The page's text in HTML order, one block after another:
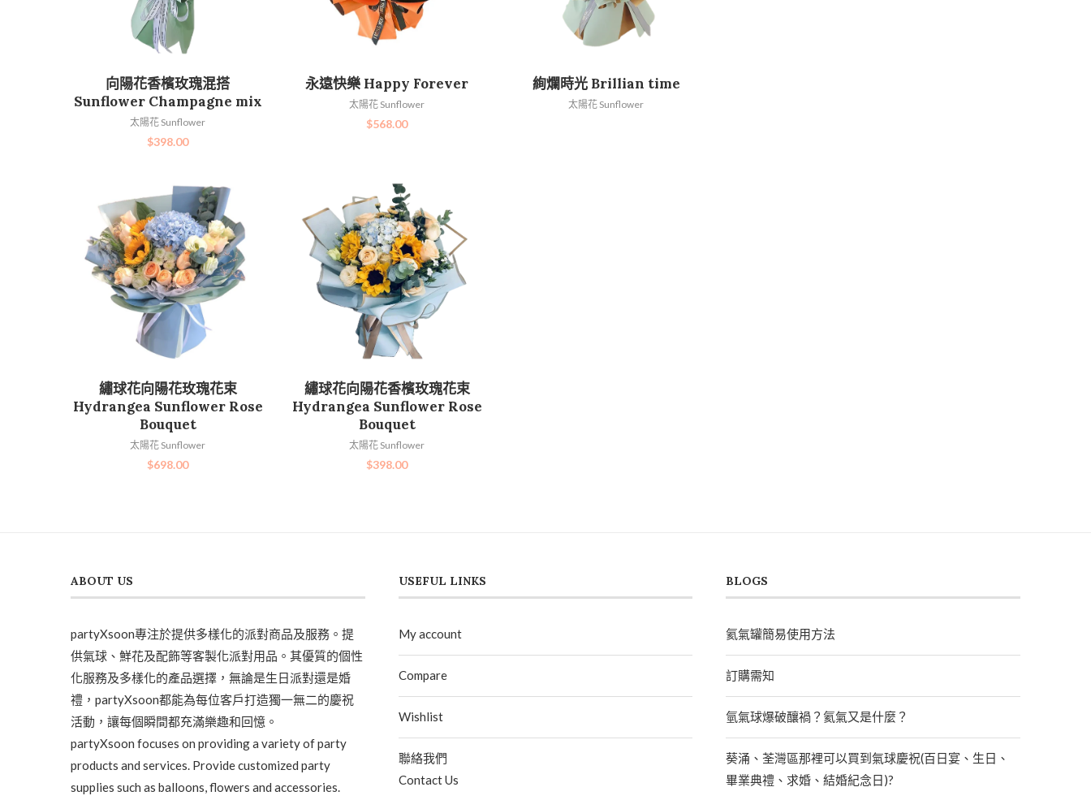
加入購物車
向陽花香檳玫瑰混搭
Sunflower Champagne mix
太陽花 Sunflower
$398.00
加入購物車
永遠快樂 Happy Forever
太陽花 Sunflower
$568.00
查看內容
絢爛時光 Brillian time
太陽花 Sunflower
加入購物車
繡球花向陽花玫瑰花束
Hydrangea Sunflower Rose
Bouquet
太陽花 Sunflower
$698.00
加入購物車
繡球花向陽花香檳玫瑰花束
Hydrangea Sunflower Rose
Bouquet
太陽花 Sunflower
$398.00
ABOUT US
partyXsoon專注於提供多樣化的派對商品及服務。提
供氣球、鮮花及配飾等客製化派對用品。其優質的個性
化服務及多樣化的產品選擇，無論是生日派對還是婚
禮，partyXsoon都能為每位客戶打造獨一無二的慶祝
活動，讓每個瞬間都充滿樂趣和回憶。
partyXsoon focuses on providing a variety of party
products and services. Provide customized party
supplies such as balloons, flowers and accessories.
USEFUL LINKS
My account
Compare
Wishlist
聯絡我們
Contact Us
BLOGS
氦氣罐簡易使用方法
訂購需知
氫氣球爆破釀禍？氦氣又是什麼？
葵涌、荃灣區那裡可以買到氣球慶祝(百日宴、生日、
畢業典禮、求婚、結婚紀念日)?